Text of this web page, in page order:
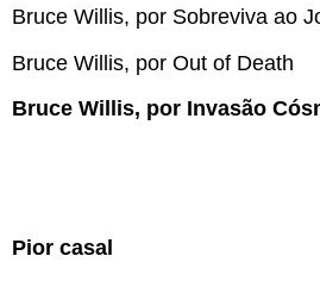
Bruce Willis, por Sobreviva ao
Bruce Willis, por Out of Death
Bruce Willis, por Invasão
Pior casal